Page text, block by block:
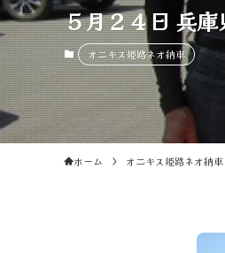
５月２４日 兵
オニキス姫路ネオ納車
ホーム オニキス姫路ネオ納車